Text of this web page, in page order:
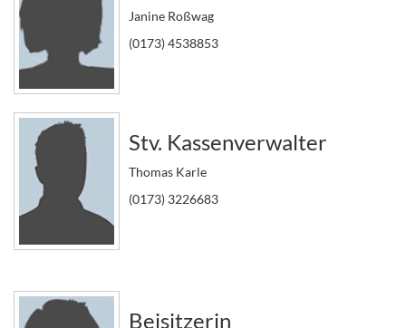
Janine Roßwag
(0173) 4538853
Stv. Kassenverwalter
Thomas Karle
(0173) 3226683
Beisitzerin